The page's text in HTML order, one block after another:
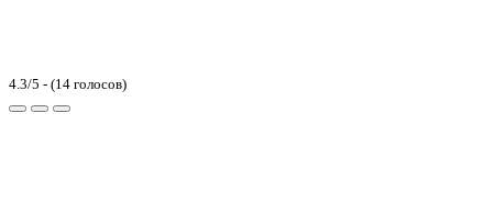
4.3/5 - (14 голосов)